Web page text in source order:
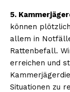
5.
können
allem in
Rattenbefall.
erreichen und
Situationen zu